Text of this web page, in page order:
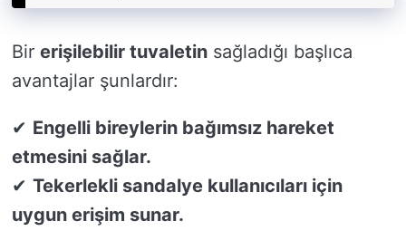
Bir erişilebilir tuvaletin sağladığı başlıca
avantajlar şunlardır:
✔ Engelli bireylerin bağımsız hareket
etmesini sağlar.
✔ Tekerlekli sandalye kullanıcıları için
uygun erişim sunar.